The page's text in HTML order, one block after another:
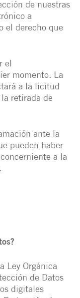
de nuestras
a
el derecho que
el
momento. La
a la licitud
retirada de
ante la
pueden haber
a la
Ley Orgánica
de Datos
digitales